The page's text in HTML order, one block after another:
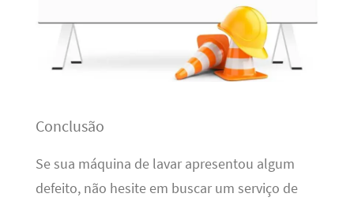
Conclusão
Se sua máquina de lavar apresentou algum
defeito, não hesite em buscar um serviço de